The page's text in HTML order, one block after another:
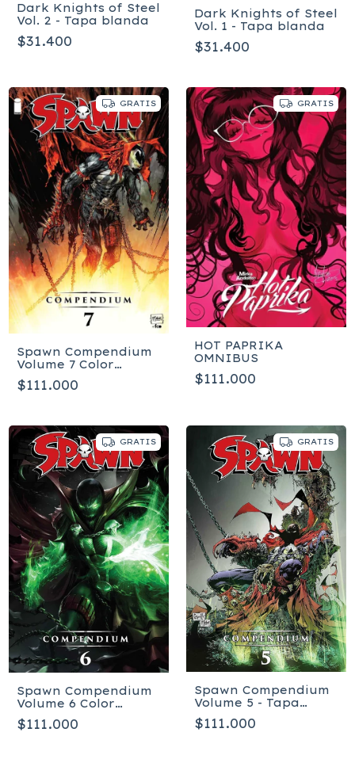
Dark Knights of Steel
Vol. 2 - Tapa blanda
$31.400
Dark Knights of Steel
Vol. 1 - Tapa blanda
$31.400
GRATIS
Spawn Compendium
Volume 7 Color
Edition - Tapa blanda
$111.000
GRATIS
HOT PAPRIKA
OMNIBUS
$111.000
GRATIS
Spawn Compendium
Volume 6 Color
Edition - Tapa blanda
$111.000
GRATIS
Spawn Compendium
Volume 5 - Tapa
blanda
$111.000